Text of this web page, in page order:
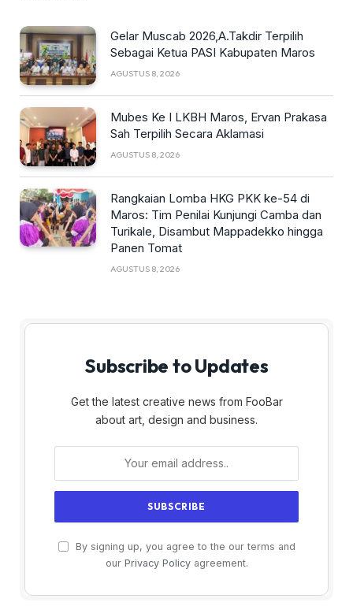
Gelar Muscab 2026,A.Takdir Terpilih
Sebagai Ketua PASI Kabupaten Maros
AGUSTUS 8, 2026
Mubes Ke I LKBH Maros, Ervan Prakasa
Sah Terpilih Secara Aklamasi
AGUSTUS 8, 2026
Rangkaian Lomba HKG PKK ke-54 di
Maros: Tim Penilai Kunjungi Camba dan
Turikale, Disambut Mappadekko hingga
Panen Tomat
AGUSTUS 8, 2026
Subscribe to Updates
Get the latest creative news from FooBar
about art, design and business.
By signing up, you agree to the our terms and
our Privacy Policyagreement.